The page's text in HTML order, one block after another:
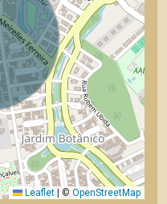
Leaflet © OpenStreetMap